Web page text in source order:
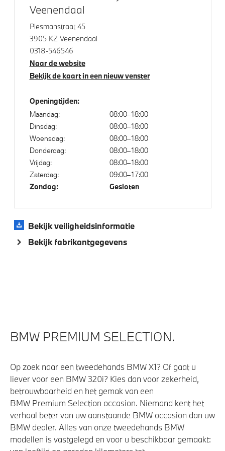
Comfort Access
Comfort Access met BMW Digital Key Plus
Buitenspiegels elektrisch inklapbaar
Parking Assistant
Regen- en lichtsensor
Aandrijving en onderstel
Anti blokkeer systeem
Adaptief M onderstel
Steptronic transmissie met schakelpaddles aan het
Veiligheid
Veenendaal
Plesmanstraat 45
3905 KZ Veenendaal
0318-546546
Naar de website
Bekijk de kaart in een nieuw venster
Openingtijden:
Maandag:
08:00–18:00
Dinsdag:
08:00–18:00
Woensdag:
08:00–18:00
Donderdag:
08:00–18:00
Vrijdag:
08:00–18:00
Zaterdag:
09:00–17:00
Zondag: Gesloten
Bekijk veiligheidsinformatie
Bekijk fabrikantgegevens
BMW PREMIUM SELECTION.
Op zoek naar een tweedehands BMW X1? Of gaat u
liever voor een BMW 320i? Kies dan voor zekerheid,
betrouwbaarheid en het gemak van een
BMW Premium Selection occasion. Niemand kent het
verhaal beter van uw aanstaande BMW occasion dan uw
BMW dealer. Alles van onze tweedehands BMW
modellen is vastgelegd en voor u beschikbaar gemaakt: